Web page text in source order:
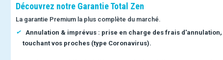
Découvrez notre Garantie Total Zen
La garantie Premium la plus complète du marché.
Annulation & imprévus : prise en charge des frais
touchant vos proches (type Coronavirus).